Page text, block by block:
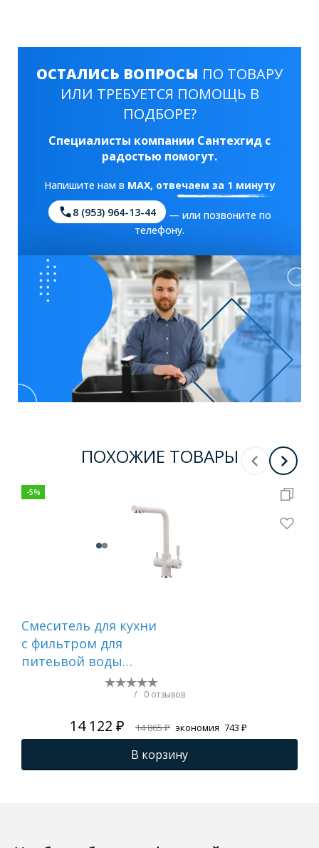
ОСТАЛИСЬ ВОПРОСЫ ПО ТОВАРУ
ИЛИ ТРЕБУЕТСЯ ПОМОЩЬ В
ПОДБОРЕ?
Специалисты компании Сантехгид с
радостью помогут.
Напишите нам в MAX, отвечаем за 1 минуту
8 (953) 964-13-44
— или позвоните по
телефону.
ПОХОЖИЕ ТОВАРЫ
-5%
Смеситель для кухни
c фильтром для
питеьвой воды
молочный FRAP
/ 0 отзывов
14 122 ₽ 14 865 ₽ экономия 743 ₽
В корзину